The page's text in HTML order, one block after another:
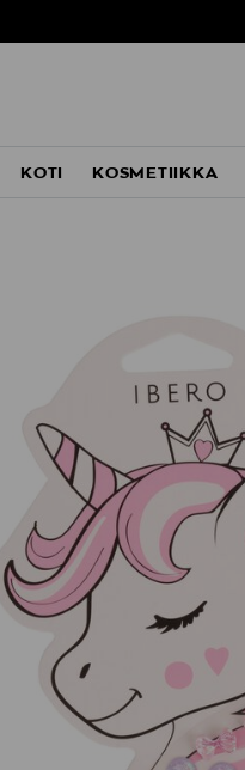
KOTI KOSMETIIKKA